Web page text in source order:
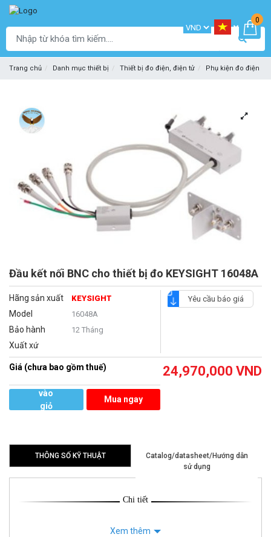
0
Trang chủ Danh mục thiết bị Thiết bị đo điện, điện tử Phụ kiện đo điện
Đầu kết nối BNC cho thiết bị đo KEYSIGHT 16048A
Hãng sản xuất KEYSIGHT
Model 16048A
Bảo hành 12 Tháng
Xuất xứ
Yêu cầu báo giá
Giá (chưa bao gồm thuế) 24,970,000 VND
vào
giỏ
Mua ngay
THÔNG SỐ KỸ THUẬT
Catalog/datasheet/Hướng dẫn
sử dụng
Chi tiết
Xem thêm